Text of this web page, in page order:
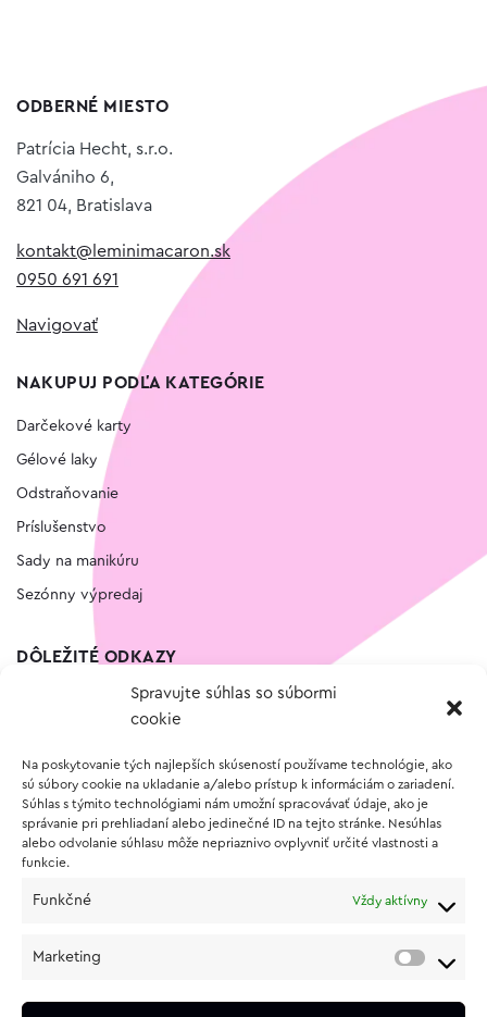
Spravujte súhlas so súbormi
cookie
Na poskytovanie tých najlepších skúseností používame technológie, ako
sú súbory cookie na ukladanie a/alebo prístup k informáciám o zariadení.
Súhlas s týmito technológiami nám umožní spracovávať údaje, ako je
správanie pri prehliadaní alebo jedinečné ID na tejto stránke. Nesúhlas
alebo odvolanie súhlasu môže nepriaznivo ovplyvniť určité vlastnosti a
funkcie.
Funkčné Vždy aktívny
Marketing
ODBERNÉ MIESTO
Patrícia Hecht, s.r.o.
Galvániho 6,
821 04, Bratislava
kontakt@leminimacaron.sk
0950 691 691
Navigovať
NAKUPUJ PODĽA KATEGÓRIE
Darčekové karty
Gélové laky
Odstraňovanie
Príslušenstvo
Sady na manikúru
Sezónny výpredaj
DÔLEŽITÉ ODKAZY
Vernostný program
O NÁKUPE
Vrátenie a reklamácia tovaru